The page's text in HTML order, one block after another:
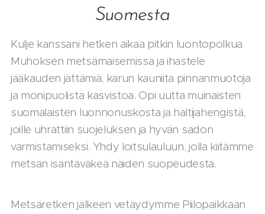
Suomesta
Kulje kanssani hetken aikaa pitkin luontopolkua
Muhoksen metsämaisemissa ja ihastele
jääkauden jättämiä, karun kauniita pinnanmuotoja
ja monipuolista kasvistoa. Opi uutta muinaisten
suomalaisten luonnonuskosta ja haltijahengistä,
joille uhrattiin suojeluksen ja hyvän sadon
varmistamiseksi. Yhdy loitsulauluun, jolla kiitämme
metsän isäntäväkeä näiden suopeudesta.
Metsäretken jälkeen vetäydymme Piilopaikkaan